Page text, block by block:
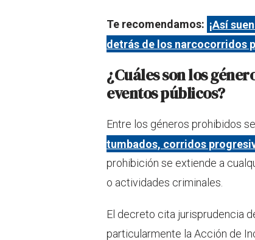
Te recomendamos: ¡Así
detrás de los narcocorridos
¿Cuáles son los
eventos públicos?
Entre los géneros prohibidos
tumbados, corridos
prohibición se extiende a
o actividades criminales.
El decreto cita jurisprudencia
particularmente la Acción de